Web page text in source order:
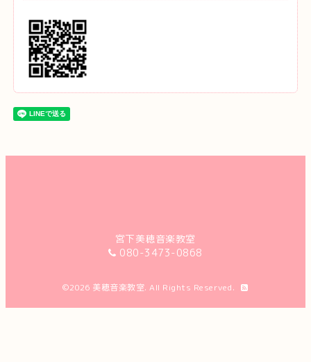
宮下美穂音楽教室
080-3473-0868
©2026 美穂音楽教室. All Rights Reserved.